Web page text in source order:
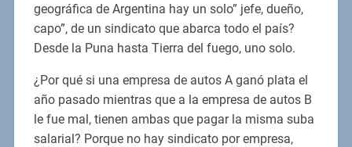
geográfica de Argentina hay un solo” jefe, dueño,
capo”, de un sindicato que abarca todo el país?
Desde la Puna hasta Tierra del fuego, uno solo.
¿Por qué si una empresa de autos A ganó plata el
año pasado mientras que a la empresa de autos B
le fue mal, tienen ambas que pagar la misma suba
salarial? Porque no hay sindicato por empresa,